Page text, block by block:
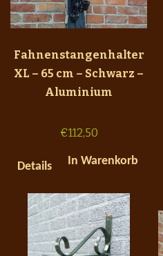
Fahnenstangenhalter
XL – 65 cm – Schwarz –
Aluminium
€112,50
Details In Warenkorb